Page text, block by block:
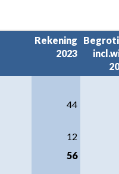
Rekening
2023
44
12
56